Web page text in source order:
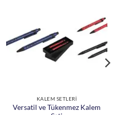
KALEM SETLERİ
Versatil ve Tükenmez Kalem